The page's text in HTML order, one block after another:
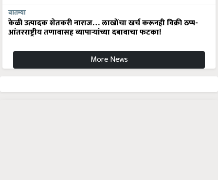
बातम्या
केळी उत्पादक शेतकरी नाराज… लाखोंचा खर्च करूनही विक्री ठप्प-
आंतरराष्ट्रीय तणावासह व्यापाऱ्यांच्या दबावाचा फटका!
More News